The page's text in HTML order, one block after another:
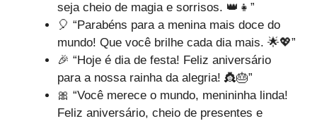
seja cheio de magia e sorrisos. 👑👧”
🎈 “Parabéns para a menina mais doce do
mundo! Que você brilhe cada dia mais. 🌟💖”
🎉 “Hoje é dia de festa! Feliz aniversário
para a nossa rainha da alegria! 👸🎂”
🎀 “Você merece o mundo, menininha linda!
Feliz aniversário, cheio de presentes e